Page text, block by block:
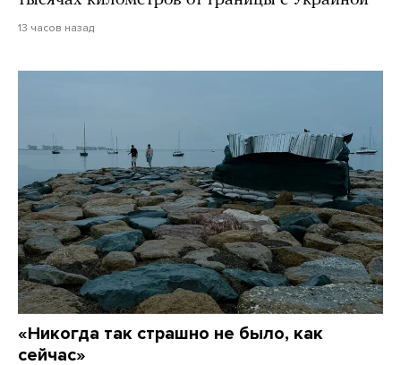
13 часов назад
«Никогда так страшно не было, как
сейчас»